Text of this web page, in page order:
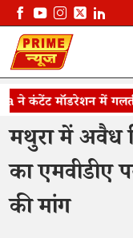
कंटेंट मॉडरेशन में गलती
अवैध निर्माणों को लेकर
मथुरा में अवैध
का एमवीडीए
की मांग